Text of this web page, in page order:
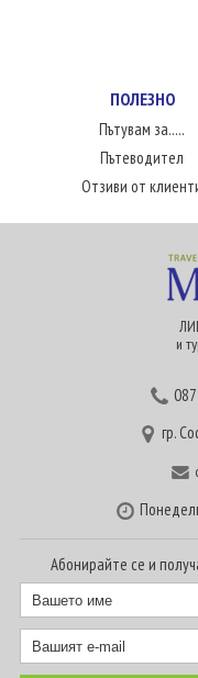
ПОЛЕЗНО
Пътувам за.....
Пътеводител
Отзиви от
и
гр.
Абонирайте се и